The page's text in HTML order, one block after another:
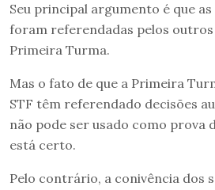
Seu principal argumento é que
foram referendadas pelos
Primeira Turma.
Mas o fato de que a Primeira
STF têm referendado decisões
não pode ser usado como prova
está certo.
Pelo contrário, a conivência dos